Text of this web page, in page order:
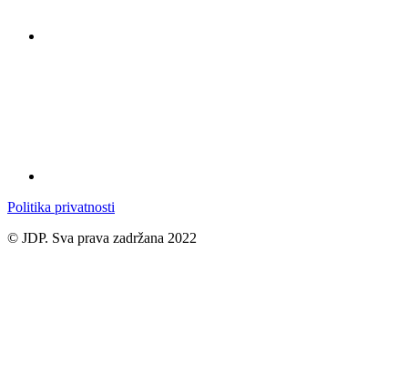
Politika privatnosti
© JDP. Sva prava zadržana 2022